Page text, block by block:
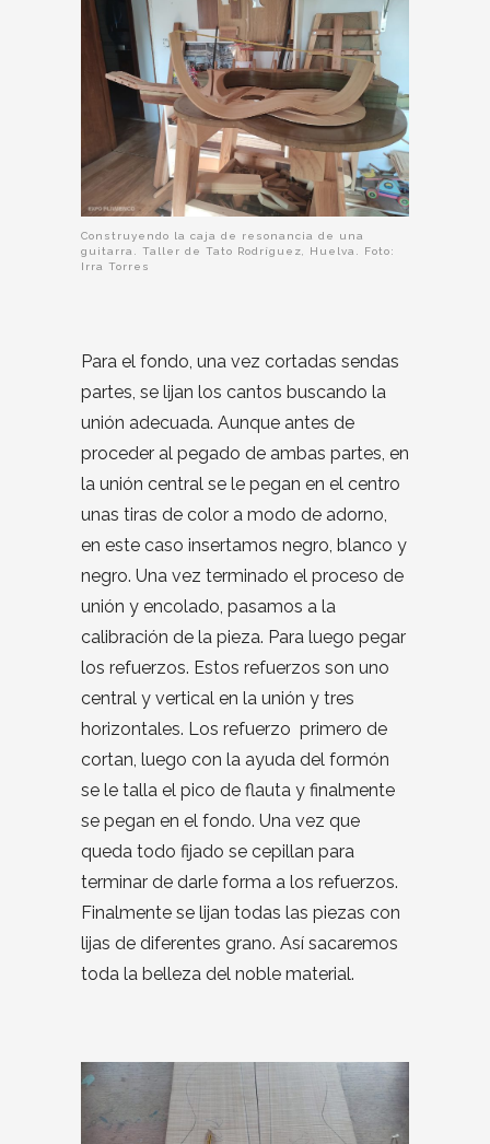
Construyendo la caja de resonancia de una
guitarra. Taller de Tato Rodríguez, Huelva. Foto:
Irra Torres
Para el fondo, una vez cortadas sendas
partes, se lijan los cantos buscando la
unión adecuada. Aunque antes de
proceder al pegado de ambas partes, en
la unión central se le pegan en el centro
unas tiras de color a modo de adorno,
en este caso insertamos negro, blanco y
negro. Una vez terminado el proceso de
unión y encolado, pasamos a la
calibración de la pieza. Para luego pegar
los refuerzos. Estos refuerzos son uno
central y vertical en la unión y tres
horizontales. Los refuerzo primero de
cortan, luego con la ayuda del formón
se le talla el pico de flauta y finalmente
se pegan en el fondo. Una vez que
queda todo fijado se cepillan para
terminar de darle forma a los refuerzos.
Finalmente se lijan todas las piezas con
lijas de diferentes grano. Así sacaremos
toda la belleza del noble material.